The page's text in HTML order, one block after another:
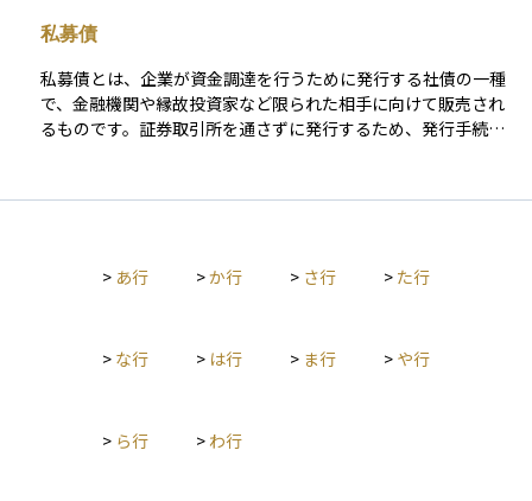
ように設計することが重要です。特に、株式や投資信託と組み
合わせて運用する場合、特定公社債を選ぶことで損益の一元管
理が可能となり、資産運用の効率が高まります。
税のどれを採用するかを検討することが、最終的な税負担を抑
DeCoのような制度を使えば、一定の条件のもとで金融所得にか
かる税金を非課税にすることも可能です。金融所得課税は、税
制改正のたびに見直しが議論されやすい分野であり、将来の税
率や制度変更が資産運用に与える影響は大きいため、投資家に
とって注目すべきテーマとなっています。
私募債
私募債とは、企業が資金調達を行うために発行する社債の一種
で、金融機関や縁故投資家など限られた相手に向けて販売され
るものです。証券取引所を通さずに発行するため、発行手続き
発行条件を柔軟に決められる一方で、信用力が問われやすく、
> あ行 >か行 > さ行 > た行
> な行 > は行 > ま行 > や行
> ら行 > わ行